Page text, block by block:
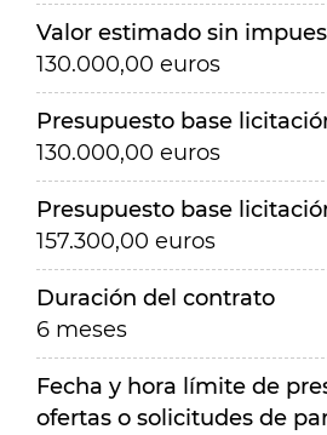
Valor estimado sin
130.000,00 euros
Presupuesto base
130.000,00 euros
Presupuesto base
157.300,00 euros
Duración del contrato
6 meses
Fecha y hora límite de
ofertas o solicitudes de